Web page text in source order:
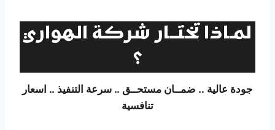
لمـاذا تختــار شركة الهواري
؟
جودة عالية .. ضمــان مستحــق .. سرعة التنفيذ .. اسعار
تنافسية